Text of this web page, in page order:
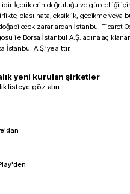
İçeriklerin doğruluğu ve güncelliği
olası hata, eksiklik, gecikme veya
zararlardan İstanbul Ticaret
ile Borsa İstanbul A.Ş. adına
İstanbul A.Ş.’ye aittir.
yeni kurulan şirketler
listeye göz atın